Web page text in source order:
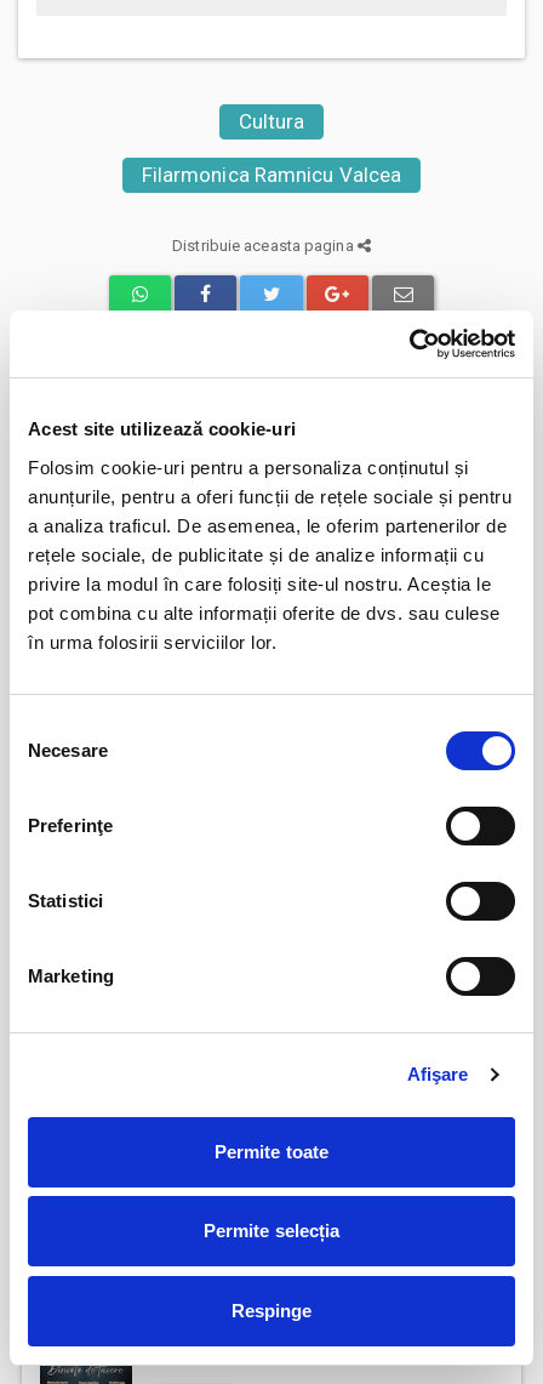
Acest site utilizează cookie-uri
Folosim cookie-uri pentru a personaliza conținutul și
anunțurile, pentru a oferi funcții de rețele sociale și pentru
a analiza traficul. De asemenea, le oferim partenerilor de
rețele sociale, de publicitate și de analize informații cu
privire la modul în care folosiți site-ul nostru. Aceștia le
pot combina cu alte informații oferite de dvs. sau culese
în urma folosirii serviciilor lor.
consimțământului
Necesare
Preferinţe
Statistici
Marketing
Afişare
Permite toate
Permite selecția
Respinge
Cultura
Filarmonica Ramnicu Valcea
Distribuie aceasta pagina
Copiii au idei trăsnite
Bucuresti
08
PENTRU PIAN II
23
aug
17
sept
Deschiderea Stagiunii - Filarmonica Pitesti
BILETE
DINCOLO DE TĂCERE
Cluj-Napoca